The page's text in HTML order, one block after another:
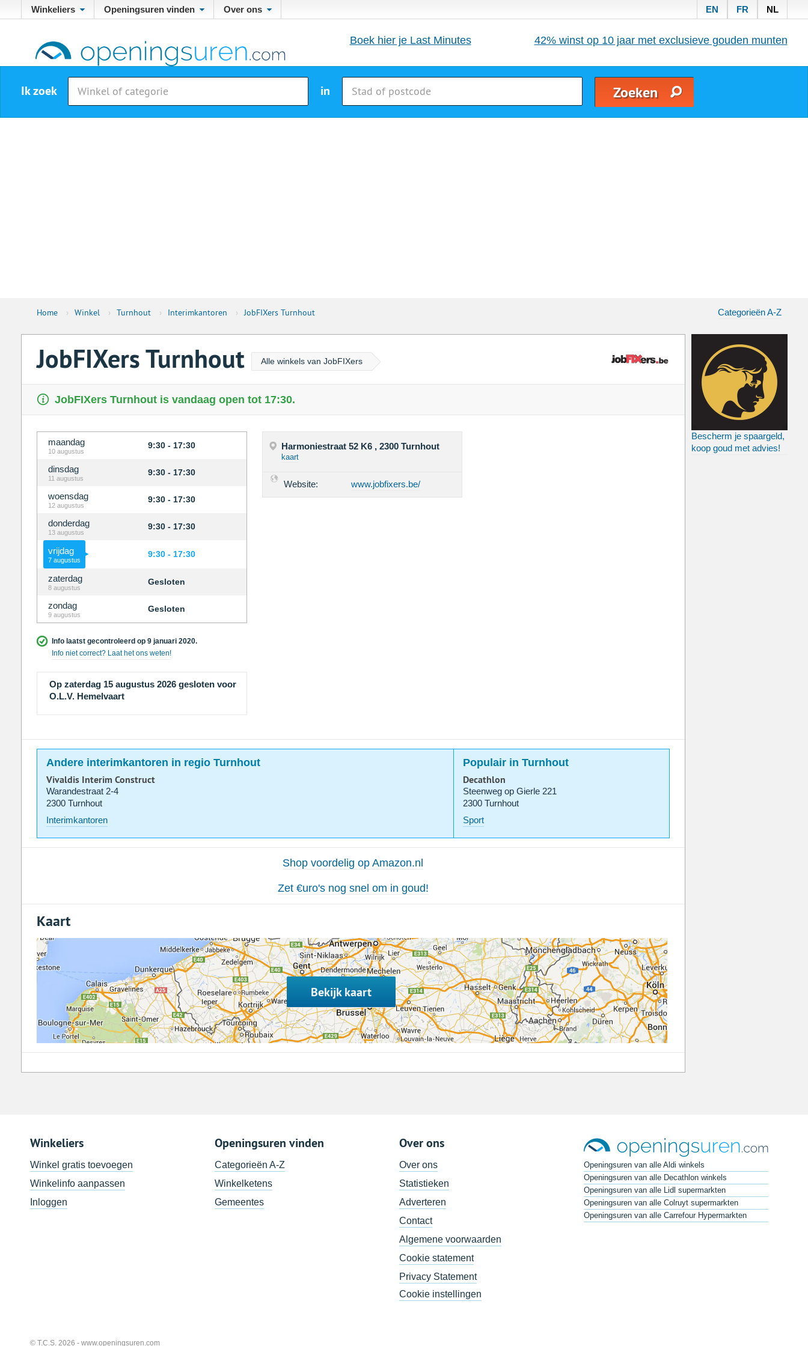
Winkeliers Openingsuren vinden Over ons EN FR NL
Boek hier je Last Minutes 42% winst op 10 jaar met exclusieve gouden munten
Ik zoek in
Home › Winkel › Turnhout › Interimkantoren › JobFIXers Turnhout Categorieën A-Z
Bescherm je spaargeld,
koop goud met advies!
JobFIXers Turnhout Alle winkels van JobFIXers
JobFIXers Turnhout is vandaag open tot 17:30.
maandag
10 augustus
9:30 - 17:30
dinsdag
11 augustus
9:30 - 17:30
woensdag
12 augustus
9:30 - 17:30
donderdag
13 augustus
9:30 - 17:30
vrijdag
7 augustus
9:30 - 17:30
zaterdag
8 augustus
Gesloten
zondag
9 augustus
Gesloten
Info laatst gecontroleerd op 9 januari 2020.
Info niet correct? Laat het ons weten!
Op zaterdag 15 augustus 2026 gesloten voor
O.L.V. Hemelvaart
Harmoniestraat 52 K6 , 2300 Turnhout
kaart
Website: www.jobfixers.be/
Andere interimkantoren in regio Turnhout Populair in Turnhout
Vivaldis Interim Construct
Warandestraat 2-4
2300 Turnhout
Interimkantoren
Decathlon
Steenweg op Gierle 221
2300 Turnhout
Sport
Shop voordelig op Amazon.nl
Zet €uro's nog snel om in goud!
Kaart
Bekijk kaart
Winkeliers
Winkel gratis toevoegen
Winkelinfo aanpassen
Inloggen
Openingsuren vinden
Categorieën A-Z
Winkelketens
Gemeentes
Over ons
Over ons
Statistieken
Adverteren
Contact
Algemene voorwaarden
Cookie statement
Privacy Statement
Cookie instellingen
Openingsuren van alle Aldi winkels
Openingsuren van alle Decathlon winkels
Openingsuren van alle Lidl supermarkten
Openingsuren van alle Colruyt supermarkten
Openingsuren van alle Carrefour Hypermarkten
© T.C.S. 2026 - www.openingsuren.com